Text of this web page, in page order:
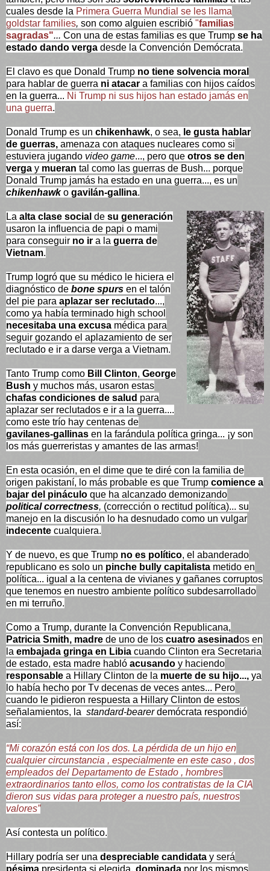
cuales desde la Primera Guerra Mundial se les llama
goldstar families, son como alguien escribió "familias
sagradas"... Con una de estas familias es que Trump se ha
estado dando verga desde la Convención Demócrata.
El clavo es que Donald Trump no tiene solvencia moral
para hablar de guerra ni atacar a familias con hijos caídos
en la guerra... Ni Trump ni sus hijos han estado jamás en
una guerra.
Donald Trump es un chikenhawk, o sea, le gusta hablar
de guerras, amenaza con ataques nucleares como si
estuviera jugando video game..., pero que otros se den
verga y mueran tal como las guerras de Bush... porque
Donald Trump jamás ha estado en una guerra..., es un
chikenhawk o gavilán-gallina.
La alta clase social de su generación
usaron la influencia de papi o mami
para conseguir no ir a la guerra de
Vietnam.
Trump logró que su médico le hiciera el
diagnóstico de bone spurs en el talón
del pie para aplazar ser reclutado...,
como ya había terminado high school
necesitaba una excusa médica para
seguir gozando el aplazamiento de ser
reclutado e ir a darse verga a Vietnam.
Tanto Trump como Bill Clinton, George
Bush y muchos más, usaron estas
chafas condiciones de salud para
aplazar ser reclutados e ir a la guerra....
como este trío hay centenas de
gavilanes-gallinas en la farándula política gringa... ¡y son
los más guerreristas y amantes de las armas!
En esta ocasión, en el dime que te diré con la familia de
origen pakistaní, lo más probable es que Trump comience a
bajar del pináculo que ha alcanzado demonizando
political correctness, (corrección o rectitud política)... su
manejo en la discusión lo ha desnudado como un vulgar
indecente cualquiera.
Y de nuevo, es que Trump no es político, el abanderado
republicano es solo un pinche bully capitalista metido en
política... igual a la centena de vivianes y gañanes corruptos
que tenemos en nuestro ambiente político subdesarrollado
en mi terruño.
Como a Trump, durante la Convención Republicana,
Patricia Smith, madre de uno de los cuatro asesinados en
la embajada gringa en Libia cuando Clinton era Secretaria
de estado, esta madre habló acusando y haciendo
responsable a Hillary Clinton de la muerte de su hijo..., ya
lo había hecho por Tv decenas de veces antes... Pero
cuando le pidieron respuesta a Hillary Clinton de estos
señalamientos, la standard-bearerdemócrata respondió
así:
“Mi corazón está con los dos. La pérdida de un hijo en
cualquier circunstancia , especialmente en este caso , dos
empleados del Departamento de Estado , hombres
extraordinarios tanto ellos, como los contratistas de la CIA
dieron sus vidas para proteger a nuestro país, nuestros
valores”
Así contesta un político.
Hillary podría ser una despreciable candidata y será
pésima presidenta si elegida, dominada por los mismos